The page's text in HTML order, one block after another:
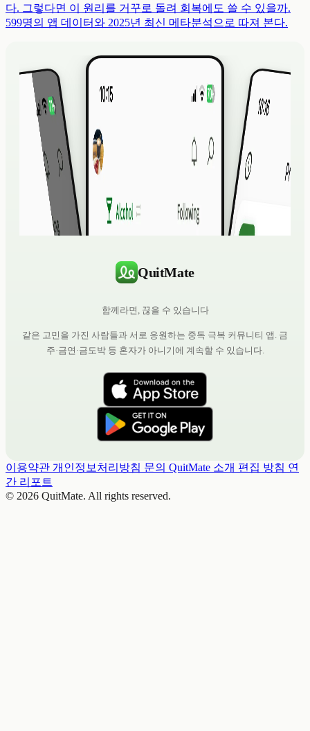
다. 그렇다면 이 원리를 거꾸로 돌려 회복에도 쓸 수 있을까.
599명의 앱 데이터와 2025년 최신 메타분석으로 따져 본다.
QuitMate
함께라면, 끊을 수 있습니다
같은 고민을 가진 사람들과 서로 응원하는 중독 극복 커뮤니티 앱. 금
주·금연·금도박 등 혼자가 아니기에 계속할 수 있습니다.
이용약관 개인정보처리방침 문의 QuitMate 소개 편집 방침 연
간 리포트
© 2026 QuitMate. All rights reserved.